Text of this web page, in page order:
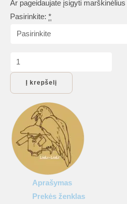
Ar pageidaujate įsigyti
Pasirinkite: *
produkto
kiekis:
Gimtadienio
vaikams
„Super
broliui”
Į krepšelį
Aprašymas
Prekės ženklas